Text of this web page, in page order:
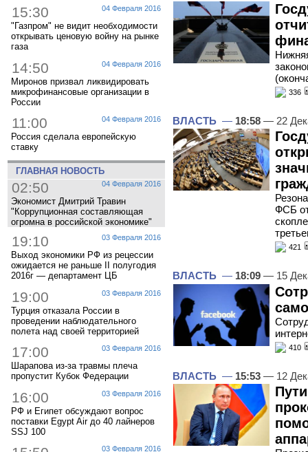
04 Февраля 2016
15:30
"Газпром" не видит необходимости
открывать ценовую войну на рынке
газа
04 Февраля 2016
14:50
Миронов призвал ликвидировать
микрофинансовые организации в
России
04 Февраля 2016
11:00
Россия сделала европейскую
ставку
ГЛАВНАЯ НОВОСТЬ
04 Февраля 2016
02:50
Экономист Дмитрий Травин
"Коррупционная составляющая
огромна в российской экономике"
03 Февраля 2016
19:10
Выход экономики РФ из рецессии
ожидается не раньше II полугодия
2016г — департамент ЦБ
03 Февраля 2016
19:00
Турция отказала России в
проведении наблюдательного
полета над своей территорией
03 Февраля 2016
17:00
Шарапова из-за травмы плеча
пропустит Кубок Федерации
03 Февраля 2016
16:00
РФ и Египет обсуждают вопрос
поставки Egypt Air до 40 лайнеров
SSJ 100
03 Февраля 2016
336
ВЛАСТЬ — 18:58 — 22
ФСБ
421
ВЛАСТЬ — 18:09 — 15
410
ВЛАСТЬ — 15:53 — 12